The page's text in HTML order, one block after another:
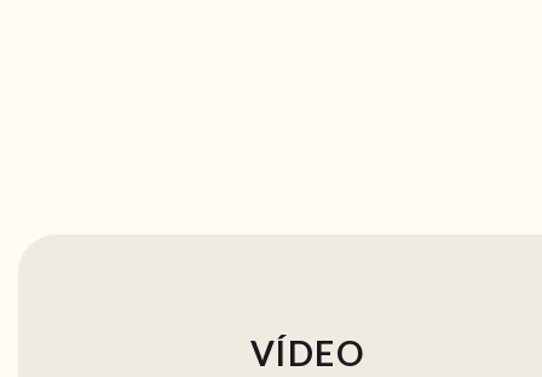
VÍDEO